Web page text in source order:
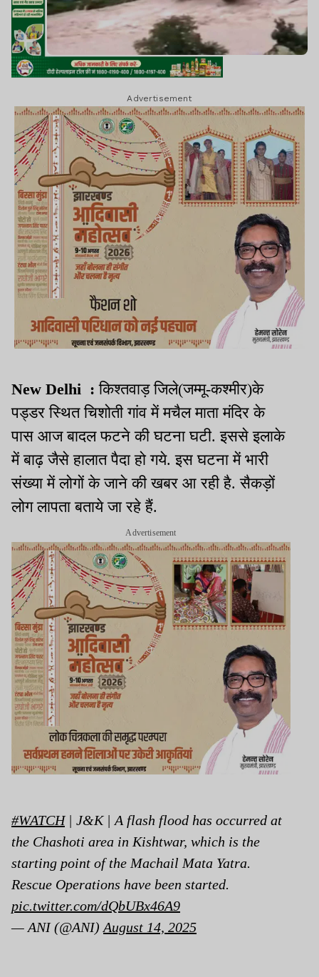
Advertisement
New Delhi :किश्तवाड़ जिले(जम्मू-कश्मीर)के
पड्डर स्थित चिशोती गांव में मचैल माता मंदिर के
पास आज बादल फटने की घटना घटी. इससे इलाके
में बाढ़ जैसे हालात पैदा हो गये. इस घटना में भारी
संख्या में लोगों के जाने की खबर आ रही है. सैकड़ों
लोग लापता बताये जा रहे हैं.
Advertisement
#WATCH| J&K | A flash flood has occurred at
the Chashoti area in Kishtwar, which is the
starting point of the Machail Mata Yatra.
Rescue Operations have been started.
pic.twitter.com/dQbUBx46A9
— ANI (@ANI) August 14, 2025